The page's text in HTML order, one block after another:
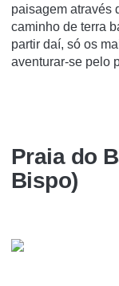
paisagem através
caminho de terra
partir daí, só os
aventurar-se pelo
Praia do
Bispo)